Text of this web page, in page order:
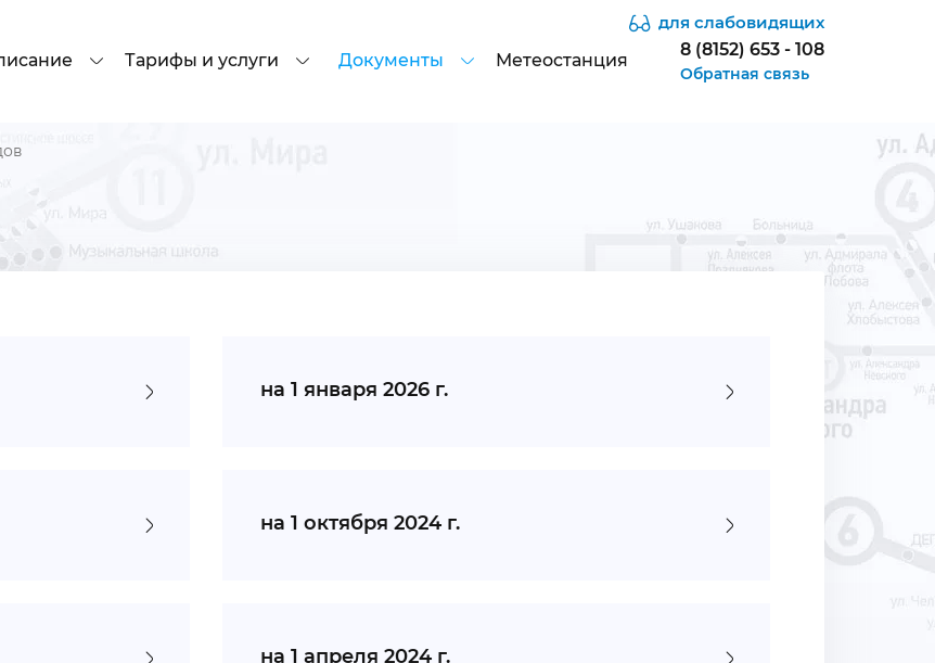
Тарифы и услуги Документы Метеостанция
для слабовидящих
8 (8152) 653 - 108
Обратная связь
на 1 января 2026 г.
на 1 октября 2024 г.
на 1 апреля 2024 г.